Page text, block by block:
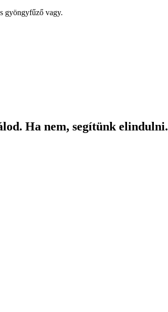
gyöngyfűző vagy.
Ha nem, segítünk elindulni.